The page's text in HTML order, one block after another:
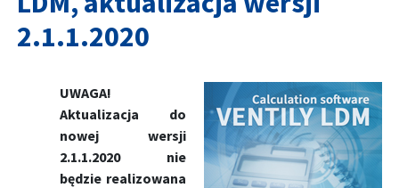
2.1.1.2020
UWAGA!
Aktualizacja do
nowej wersji
2.1.1.2020 nie
będzie realizowana